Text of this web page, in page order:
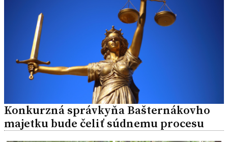
Konkurzná správkyňa Bašternákovho
majetku bude čeliť súdnemu procesu